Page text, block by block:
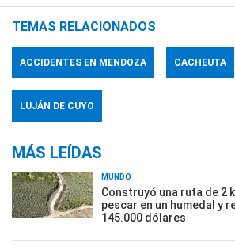
TEMAS RELACIONADOS
ACCIDENTES EN MENDOZA CACHEUTA
LUJÁN DE CUYO
MÁS LEÍDAS
MUNDO
Construyó una ruta de 2
pescar en un humedal y
145.000 dólares